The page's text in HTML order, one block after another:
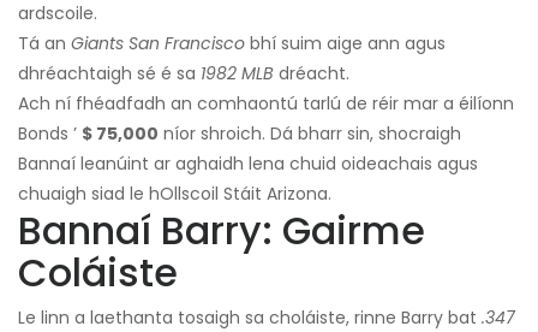
ardscoile.
Tá an Giants San Francisco bhí suim aige ann agus
dhréachtaigh sé é sa 1982 MLB dréacht.
Ach ní fhéadfadh an comhaontú tarlú de réir mar a éilíonn
Bonds ’ $ 75,000 níor shroich. Dá bharr sin, shocraigh
Bannaí leanúint ar aghaidh lena chuid oideachais agus
chuaigh siad le hOllscoil Stáit Arizona.
Bannaí Barry: Gairme
Coláiste
Le linn a laethanta tosaigh sa choláiste, rinne Barry bat .347